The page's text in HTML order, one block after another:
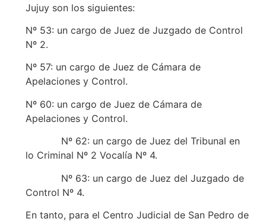
Jujuy son los siguientes:
Nº 53: un cargo de Juez de Juzgado de Control
Nº 2.
Nº 57: un cargo de Juez de Cámara de
Apelaciones y Control.
Nº 60: un cargo de Juez de Cámara de
Apelaciones y Control.
Nº 62: un cargo de Juez del Tribunal en
lo Criminal Nº 2 Vocalía Nº 4.
Nº 63: un cargo de Juez del Juzgado de
Control Nº 4.
En tanto, para el Centro Judicial de San Pedro de